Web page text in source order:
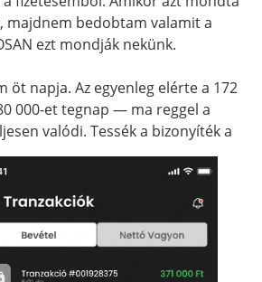
majdnem bedobtam valamit a
ezt mondják nekünk.
öt napja. Az egyenleg elérte a 172
000-et tegnap — ma reggel a
valódi. Tessék a bizonyíték a